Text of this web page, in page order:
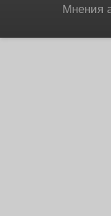
Мнения